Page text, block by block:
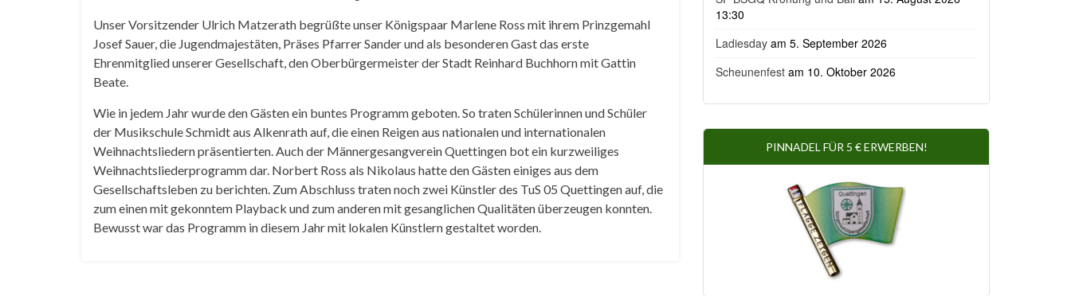
Unser Vorsitzender Ulrich Matzerath begrüßte unser Königspaar Marlene Ross mit ihrem Prinzgemahl
Josef Sauer, die Jugendmajestäten, Präses Pfarrer Sander und als besonderen Gast das erste
Ehrenmitglied unserer Gesellschaft, den Oberbürgermeister der Stadt Reinhard Buchhorn mit Gattin
Beate.
Wie in jedem Jahr wurde den Gästen ein buntes Programm geboten. So traten Schülerinnen und Schüler
der Musikschule Schmidt aus Alkenrath auf, die einen Reigen aus nationalen und internationalen
Weihnachtsliedern präsentierten. Auch der Männergesangverein Quettingen bot ein kurzweiliges
Weihnachtsliederprogramm dar. Norbert Ross als Nikolaus hatte den Gästen einiges aus dem
Gesellschaftsleben zu berichten. Zum Abschluss traten noch zwei Künstler des TuS 05 Quettingen auf, die
zum einen mit gekonntem Playback und zum anderen mit gesanglichen Qualitäten überzeugen konnten.
Bewusst war das Programm in diesem Jahr mit lokalen Künstlern gestaltet worden.
13:30
Ladiesday am 5. September 2026
Scheunenfest am 10. Oktober 2026
PINNADEL FÜR 5 € ERWERBEN!